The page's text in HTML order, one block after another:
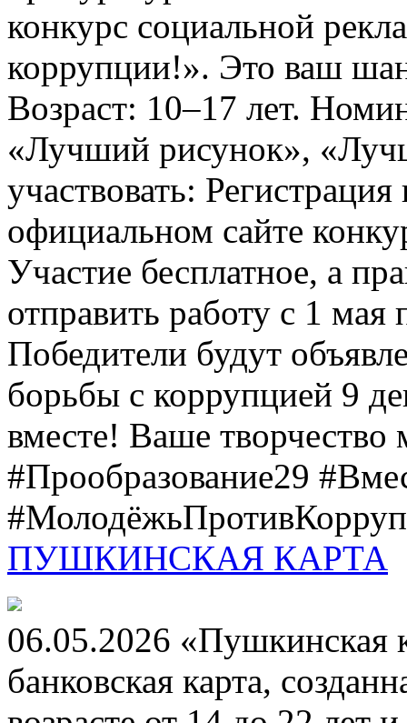
конкурс социальной
коррупции!». Это ваш
Возраст: 10–17 лет.
«Лучший рисунок»,
участвовать:
официальном сайте
Участие бесплатное, а
отправить работу с 1 мая
Победители будут
борьбы с коррупцией 9
вместе! Ваше творчество
#Прообразование29
ПУШКИНСКАЯ КАРТА
06.05.2026 «Пушкинская
банковская карта,